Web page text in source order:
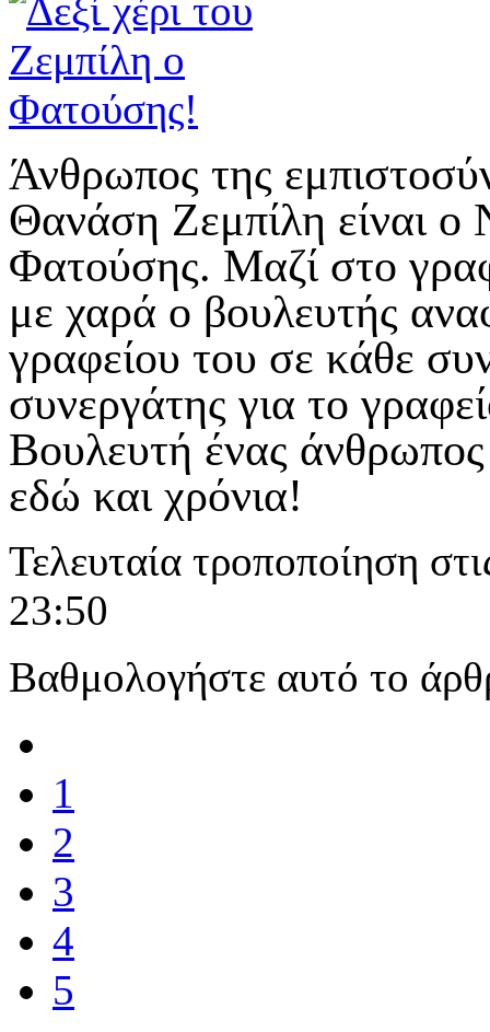
Άνθρωπος της
Θανάση Ζεμπίλη είναι ο
Φατούσης. Μαζί στο
με χαρά ο βουλευτής
γραφείου του σε κάθε
συνεργάτης για το
Βουλευτή ένας
εδώ και χρόνια!
Τελευταία τροποποίηση
23:50
Βαθμολογήστε αυτό το
1
2
3
4
5